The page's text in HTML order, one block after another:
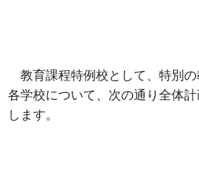
教育課程特例校として、特別の
各学校について、次の通り全体
します。